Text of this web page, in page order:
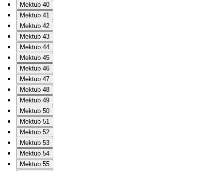
Mektub 40
Mektub 41
Mektub 42
Mektub 43
Mektub 44
Mektub 45
Mektub 46
Mektub 47
Mektub 48
Mektub 49
Mektub 50
Mektub 51
Mektub 52
Mektub 53
Mektub 54
Mektub 55